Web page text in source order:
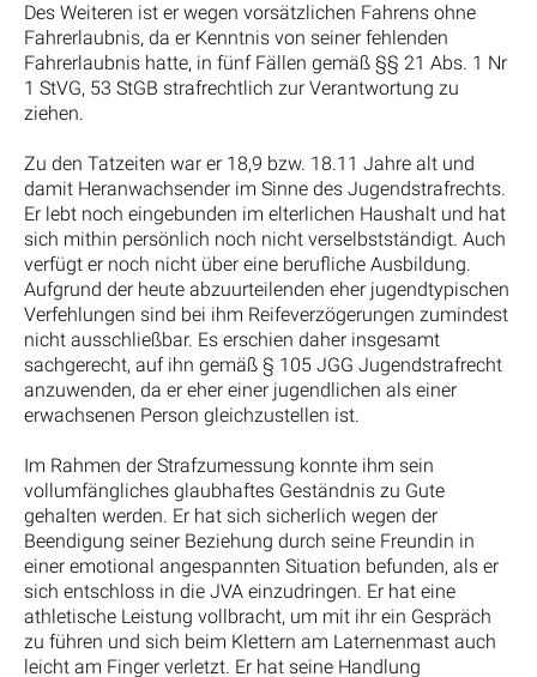
Des Weiteren ist er wegen vorsätzlichen Fahrens ohne
Fahrerlaubnis, da er Kenntnis von seiner fehlenden
Fahrerlaubnis hatte, in fünf Fällen gemäß §§ 21 Abs. 1 Nr
1 StVG, 53 StGB strafrechtlich zur Verantwortung zu
ziehen.
Zu den Tatzeiten war er 18,9 bzw. 18.11 Jahre alt und
damit Heranwachsender im Sinne des Jugendstrafrechts.
Er lebt noch eingebunden im elterlichen Haushalt und hat
sich mithin persönlich noch nicht verselbstständigt. Auch
verfügt er noch nicht über eine berufliche Ausbildung.
Aufgrund der heute abzuurteilenden eher jugendtypischen
Verfehlungen sind bei ihm Reifeverzögerungen zumindest
nicht ausschließbar. Es erschien daher insgesamt
sachgerecht, auf ihn gemäß § 105 JGG Jugendstrafrecht
anzuwenden, da er eher einer jugendlichen als einer
erwachsenen Person gleichzustellen ist.
Im Rahmen der Strafzumessung konnte ihm sein
vollumfängliches glaubhaftes Geständnis zu Gute
gehalten werden. Er hat sich sicherlich wegen der
Beendigung seiner Beziehung durch seine Freundin in
einer emotional angespannten Situation befunden, als er
sich entschloss in die JVA einzudringen. Er hat eine
athletische Leistung vollbracht, um mit ihr ein Gespräch
zu führen und sich beim Klettern am Laternenmast auch
leicht am Finger verletzt. Er hat seine Handlung